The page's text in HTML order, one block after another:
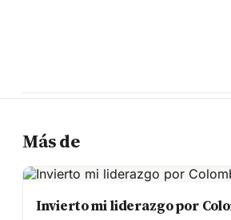
Más de
Invierto mi liderazgo por